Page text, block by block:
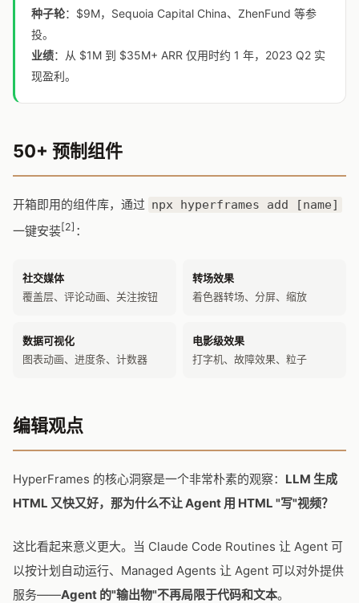
种子轮：$9M，Sequoia Capital China、ZhenFund 等参
投。
业绩：从 $1M 到 $35M+ ARR 仅用时约 1 年，2023 Q2 实
现盈利。
50+ 预制组件
开箱即用的组件库，通过 npx hyperframes add [name]
一键安装[2] ：
社交媒体
覆盖层、评论动画、关注按钮
转场效果
着色器转场、分屏、缩放
数据可视化
图表动画、进度条、计数器
电影级效果
打字机、故障效果、粒子
编辑观点
HyperFrames 的核心洞察是一个非常朴素的观察： LLM 生成
HTML 又快又好，那为什么不让 Agent 用 HTML "写"视频？
这比看起来意义更大。当 Claude Code Routines 让 Agent 可
以按计划自动运行、Managed Agents 让 Agent 可以对外提供
服务——Agent 的"输出物"不再局限于代码和文本。